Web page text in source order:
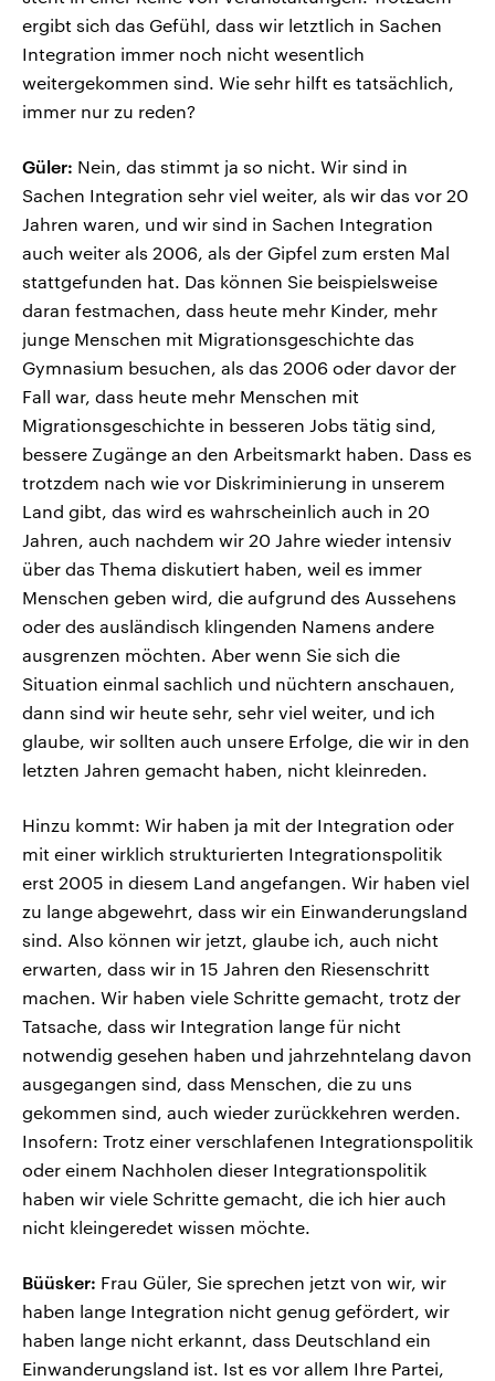
ergibt sich das Gefühl, dass wir letztlich in Sachen
Integration immer noch nicht wesentlich
weitergekommen sind. Wie sehr hilft es tatsächlich,
immer nur zu reden?
Güler: Nein, das stimmt ja so nicht. Wir sind in
Sachen Integration sehr viel weiter, als wir das vor 20
Jahren waren, und wir sind in Sachen Integration
auch weiter als 2006, als der Gipfel zum ersten Mal
stattgefunden hat. Das können Sie beispielsweise
daran festmachen, dass heute mehr Kinder, mehr
junge Menschen mit Migrationsgeschichte das
Gymnasium besuchen, als das 2006 oder davor der
Fall war, dass heute mehr Menschen mit
Migrationsgeschichte in besseren Jobs tätig sind,
bessere Zugänge an den Arbeitsmarkt haben. Dass es
trotzdem nach wie vor Diskriminierung in unserem
Land gibt, das wird es wahrscheinlich auch in 20
Jahren, auch nachdem wir 20 Jahre wieder intensiv
über das Thema diskutiert haben, weil es immer
Menschen geben wird, die aufgrund des Aussehens
oder des ausländisch klingenden Namens andere
ausgrenzen möchten. Aber wenn Sie sich die
Situation einmal sachlich und nüchtern anschauen,
dann sind wir heute sehr, sehr viel weiter, und ich
glaube, wir sollten auch unsere Erfolge, die wir in den
letzten Jahren gemacht haben, nicht kleinreden.
Hinzu kommt: Wir haben ja mit der Integration oder
mit einer wirklich strukturierten Integrationspolitik
erst 2005 in diesem Land angefangen. Wir haben viel
zu lange abgewehrt, dass wir ein Einwanderungsland
sind. Also können wir jetzt, glaube ich, auch nicht
erwarten, dass wir in 15 Jahren den Riesenschritt
machen. Wir haben viele Schritte gemacht, trotz der
Tatsache, dass wir Integration lange für nicht
notwendig gesehen haben und jahrzehntelang davon
ausgegangen sind, dass Menschen, die zu uns
gekommen sind, auch wieder zurückkehren werden.
Insofern: Trotz einer verschlafenen Integrationspolitik
oder einem Nachholen dieser Integrationspolitik
haben wir viele Schritte gemacht, die ich hier auch
nicht kleingeredet wissen möchte.
Büüsker: Frau Güler, Sie sprechen jetzt von wir, wir
haben lange Integration nicht genug gefördert, wir
haben lange nicht erkannt, dass Deutschland ein
Einwanderungsland ist. Ist es vor allem Ihre Partei,